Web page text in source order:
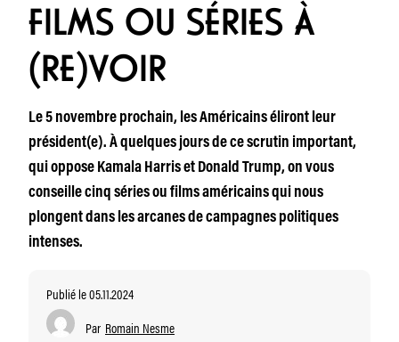
FILMS OU SÉRIES À
(RE)VOIR
Le 5 novembre prochain, les Américains éliront leur
président(e). À quelques jours de ce scrutin important,
qui oppose Kamala Harris et Donald Trump, on vous
conseille cinq séries ou films américains qui nous
plongent dans les arcanes de campagnes politiques
intenses.
Publié le 05.11.2024
Par Romain Nesme